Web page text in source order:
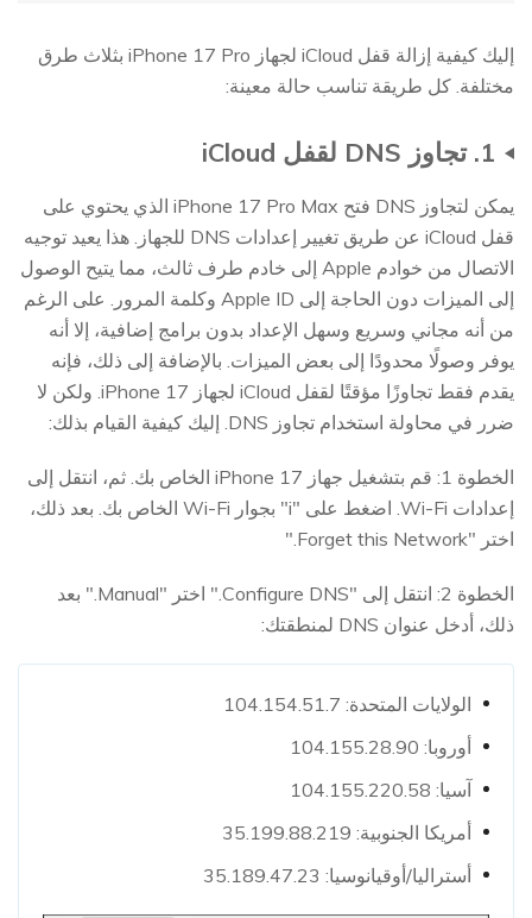
إليك كيفية إزالة قفل iCloud لجهاز iPhone 17 Pro بثلاث طرق
مختلفة. كل طريقة تناسب حالة معينة:
1. تجاوز DNS لقفل iCloud
يمكن لتجاوز DNS فتح iPhone 17 Pro Max الذي يحتوي على
قفل iCloud عن طريق تغيير إعدادات DNS للجهاز. هذا يعيد توجيه
الاتصال من خوادم Apple إلى خادم طرف ثالث، مما يتيح الوصول
إلى الميزات دون الحاجة إلى Apple ID وكلمة المرور. على الرغم
من أنه مجاني وسريع وسهل الإعداد بدون برامج إضافية، إلا أنه
يوفر وصولًا محدودًا إلى بعض الميزات. بالإضافة إلى ذلك، فإنه
يقدم فقط تجاوزًا مؤقتًا لقفل iCloud لجهاز iPhone 17. ولكن لا
ضرر في محاولة استخدام تجاوز DNS. إليك كيفية القيام بذلك:
الخطوة 1: قم بتشغيل جهاز iPhone 17 الخاص بك. ثم، انتقل إلى
إعدادات Wi-Fi. اضغط على "i" بجوار Wi-Fi الخاص بك. بعد ذلك،
اختر "Forget this Network."
الخطوة 2: انتقل إلى "Configure DNS." اختر "Manual." بعد
ذلك، أدخل عنوان DNS لمنطقتك:
الولايات المتحدة: 104.154.51.7
أوروبا: 104.155.28.90
آسيا: 104.155.220.58
أمريكا الجنوبية: 35.199.88.219
أستراليا/أوقيانوسيا: 35.189.47.23